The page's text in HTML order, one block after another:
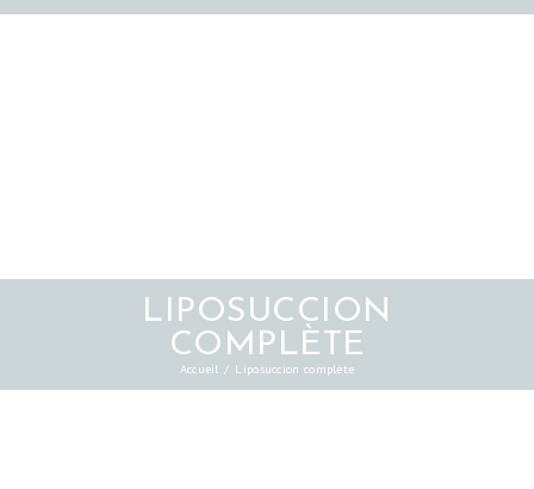
LIPOSUCCION
COMPLÈTE
Accueil Liposuccion complète